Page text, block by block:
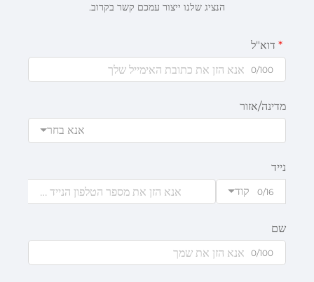
הנציג שלנו ייצור עמכם קשר בקרוב.
דוא"ל
0/100
מדינה/אזור
אנא בחר
נייד
קוד
0/16
שם
0/100